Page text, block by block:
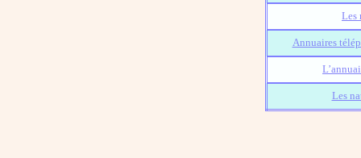
Les
Annuaires
Les